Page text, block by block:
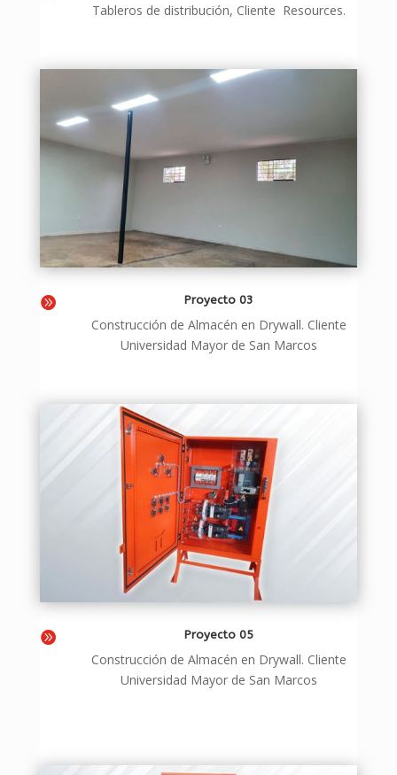
Tableros de distribución, Cliente Resources.
 Proyecto 03
Construcción de Almacén en Drywall. Cliente
Universidad Mayor de San Marcos
 Proyecto 05
Construcción de Almacén en Drywall. Cliente
Universidad Mayor de San Marcos